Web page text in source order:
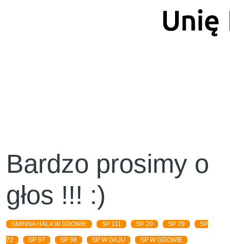
Bardzo prosimy o
głos !!! :)
GMINNA HALA W GDOWIE SP 111 SP 20 SP 29 SP
72 SP 97 SP 98 SP W GAJU SP W GDOWIE